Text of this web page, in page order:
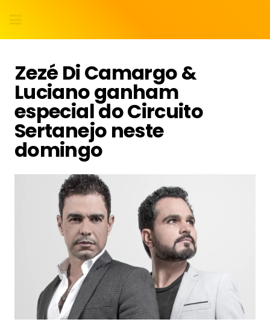
Zezé Di Camargo &
Luciano ganham
especial do Circuito
Sertanejo neste
domingo